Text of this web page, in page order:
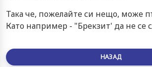
Така че, пожелайте си нещо, може
Като например - "Брекзит' да не се
НАЗАД